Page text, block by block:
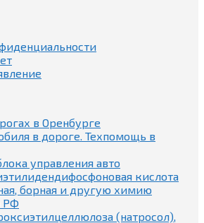
в Оренбурге
в дороге. Техпомощь в
управления авто
кислота
борная и другую химию
РФ
(натросол),